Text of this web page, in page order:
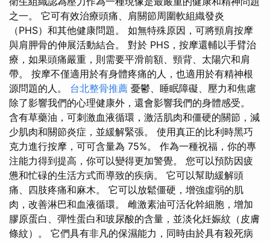
之一。 它可有效治療頭痛、肩關節周圍軟組織發炎
（PHS）和其他健康問題。 如無特殊原因，可將頸肩按摩
與肩胛骨的伸展活動結合。 對於 PHS，按摩還輔以手臂治
療，如果頭痛嚴重，則需要平滑前額、頸背、太陽穴和肩
帶。 按摩不僅適用於有身體疼痛的人，也適用於有精神根
源問題的人。 台北整骨推薦 憂鬱、睡眠障礙、壓力和焦慮
除了影響我們的心理健康外，還會影響我們的身體感受。
含有草藥油，可刺激血液循環，激活肌肉和僵硬的關節，減
少肌肉和關節炎症，並緩解緊張。 使用真正的比利時黑巧
克力進行按摩，可可含量為 75%。 作為一種祝福，你的專
注能力得到提高，你可以變得更加警覺。 您可以預防因疲
憊和忙碌的生活方式而導致的疾病。 它可以幫助緩解頭
痛、四肢疼痛和麻木。 它可以放鬆僵硬，增強虛弱的肌
肉，改善淋巴和血液循環。 雌激素油可活化幹細胞，增加
膠原蛋白、彈性蛋白和玻尿酸的含量，並淡化妊娠紋（皮膚
條紋）。 它們具有非凡的保濕能力，同時由於具有殺死病